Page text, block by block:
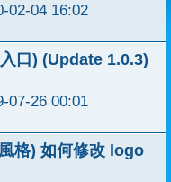
02-04 16:02
口) (Update 1.0.3)
07-26 00:01
格) 如何修改 logo